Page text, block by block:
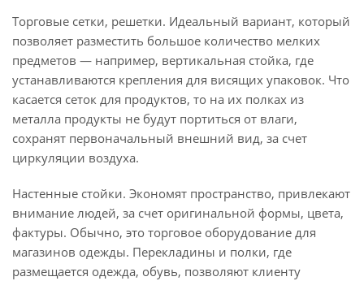
Торговые сетки, решетки. Идеальный вариант, который
позволяет разместить большое количество мелких
предметов — например, вертикальная стойка, где
устанавливаются крепления для висящих упаковок. Что
касается сеток для продуктов, то на их полках из
металла продукты не будут портиться от влаги,
сохранят первоначальный внешний вид, за счет
циркуляции воздуха.
Настенные стойки. Экономят пространство, привлекают
внимание людей, за счет оригинальной формы, цвета,
фактуры. Обычно, это торговое оборудование для
магазинов одежды. Перекладины и полки, где
размещается одежда, обувь, позволяют клиенту